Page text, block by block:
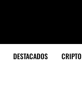
DESTACADOS CRIPTO